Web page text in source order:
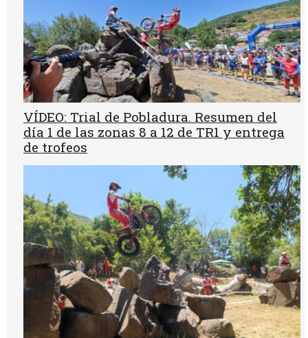
VÍDEO: Trial de Pobladura. Resumen del
día 1 de las zonas 8 a 12 de TR1 y entrega
de trofeos